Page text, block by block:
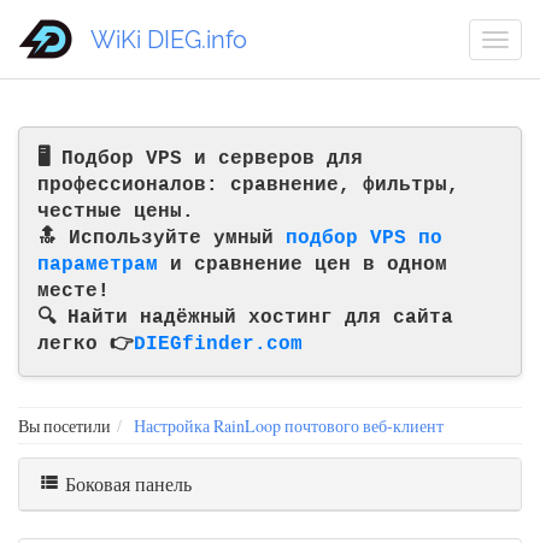
🖥️ Подбор VPS и серверов для
профессионалов: сравнение, фильтры,
честные цены.
🔝 Используйте умный подбор VPS по
параметрам и сравнение цен в одном
месте!
🔍 Найти надёжный хостинг для сайта
легко 👉DIEGfinder.com
WiKi DIEG.info
Вы посетили Настройка RainLoop почтового веб-клиент
Боковая панель